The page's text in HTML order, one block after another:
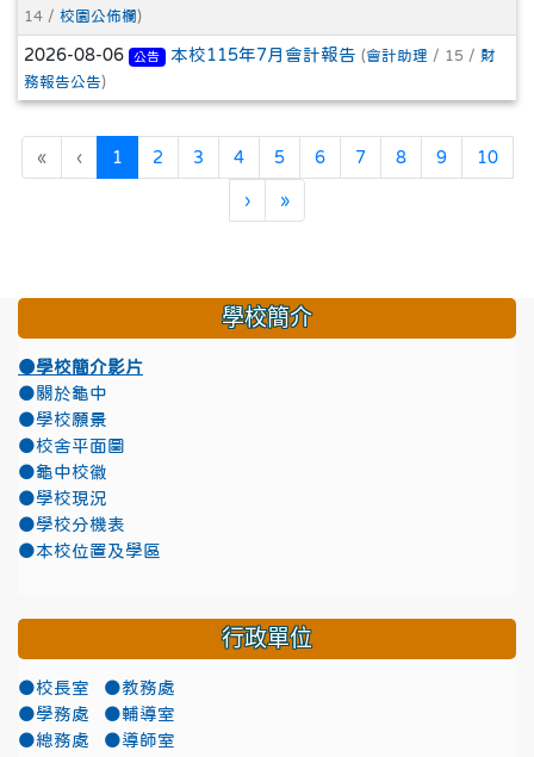
14 / 校園公佈欄 )
2026-08-06 公告 本校115年7月會計報告 (會計助理 / 15 / 財
務報告公告)
« ‹ 1 (目前頁次)
2 3 4 5 6 7 8 9 10
›下一頁
»最後頁
學校簡介
●學校簡介影片
●關於龜中
●學校願景
●校舍平面圖
●龜中校徽
●學校現況
●學校分機表
●本校位置及學區
行政單位
●校長室
●教務處
●學務處
●輔導室
●總務處
●導師室